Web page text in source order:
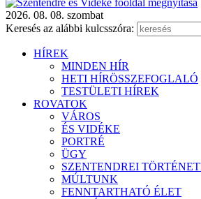
2026. 08. 08. szombat
Keresés az alábbi kulcsszóra:
HÍREK
MINDEN HÍR
HETI HÍRÖSSZEFOGLALÓ
TESTÜLETI HÍREK
ROVATOK
VÁROS
ÉS VIDÉKE
PORTRÉ
ÜGY
SZENTENDREI
MÚLTUNK
FENNTARTHATÓ ÉLET